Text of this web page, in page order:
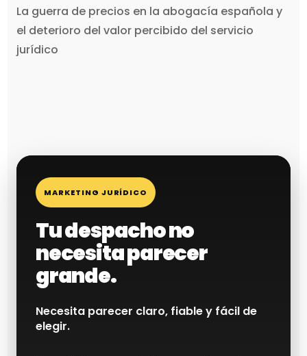
La guerra de precios en la abogacía española y
el deterioro del valor percibido del servicio
jurídico
MARKETING JURÍDICO
Tu despacho no
necesita parecer
grande.
Necesita parecer claro, fiable y fácil de
elegir.